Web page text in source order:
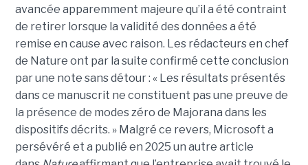
avancée apparemment majeure qu’il a été contraint
de retirer lorsque la validité des données a été
remise en cause avec raison. Les rédacteurs en chef
de Nature ont par la suite confirmé cette conclusion
par une note sans détour : « Les résultats présentés
dans ce manuscrit ne constituent pas une preuve de
la présence de modes zéro de Majorana dans les
dispositifs décrits. » Malgré ce revers, Microsoft a
persévéré et a publié en 2025 un autre article